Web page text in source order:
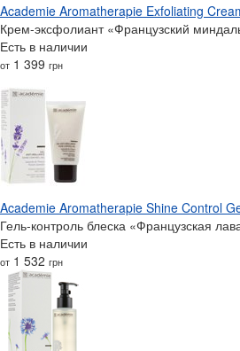
Academie Aromatherapie Exfoliating
Крем-эксфолиант «Французский
Есть в наличии
от 1 399 грн
Academie Aromatherapie Shine Control
Гель-контроль блеска «Французская
Есть в наличии
от 1 532 грн